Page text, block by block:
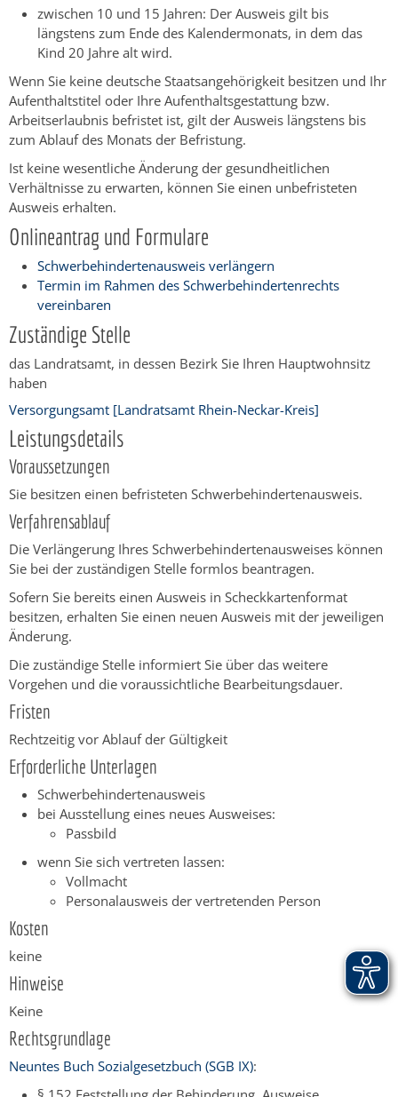
zwischen 10 und 15 Jahren: Der Ausweis gilt bis
längstens zum Ende des Kalendermonats, in dem das
Kind 20 Jahre alt wird.
Wenn Sie keine deutsche Staatsangehörigkeit besitzen und Ihr
Aufenthaltstitel oder Ihre Aufenthaltsgestattung bzw.
Arbeitserlaubnis befristet ist, gilt der Ausweis längstens bis
zum Ablauf des Monats der Befristung.
Ist keine wesentliche Änderung der gesundheitlichen
Verhältnisse zu erwarten, können Sie einen unbefristeten
Ausweis erhalten.
Onlineantrag und Formulare
Schwerbehindertenausweis verlängern
Termin im Rahmen des Schwerbehindertenrechts
vereinbaren
Zuständige Stelle
das Landratsamt, in dessen Bezirk Sie Ihren Hauptwohnsitz
haben
Versorgungsamt [Landratsamt Rhein-Neckar-Kreis]
Leistungsdetails
Voraussetzungen
Sie besitzen einen befristeten Schwerbehindertenausweis.
Verfahrensablauf
Die Verlängerung Ihres Schwerbehindertenausweises können
Sie bei der zuständigen Stelle formlos beantragen.
Sofern Sie bereits einen Ausweis in Scheckkartenformat
besitzen, erhalten Sie einen neuen Ausweis mit der jeweiligen
Änderung.
Die zuständige Stelle informiert Sie über das weitere
Vorgehen und die voraussichtliche Bearbeitungsdauer.
Fristen
Rechtzeitig vor Ablauf der Gültigkeit
Erforderliche Unterlagen
Schwerbehindertenausweis
bei Ausstellung eines neues Ausweises:
Passbild
wenn Sie sich vertreten lassen:
Vollmacht
Personalausweis der vertretenden Person
Kosten
keine
Hinweise
Keine
Rechtsgrundlage
Neuntes Buch Sozialgesetzbuch (SGB IX):